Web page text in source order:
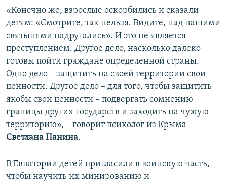
а
й
д
й
д
«Конечно же, взрослые оскорбились и сказали
детям: «Смотрите, так нельзя. Видите, над нашими
святынями надругались». И это не является
преступлением. Другое дело, насколько далеко
готовы пойти граждане определенной страны.
Одно дело – защитить на своей территории свои
ценности. Другое дело – для того, чтобы защитить
якобы свои ценности – подвергать сомнению
границы других государств и заходить на чужую
территорию», – говорит психолог из Крыма
Светлана Панина.
В Евпатории детей пригласили в воинскую часть,
чтобы научить их минированию и